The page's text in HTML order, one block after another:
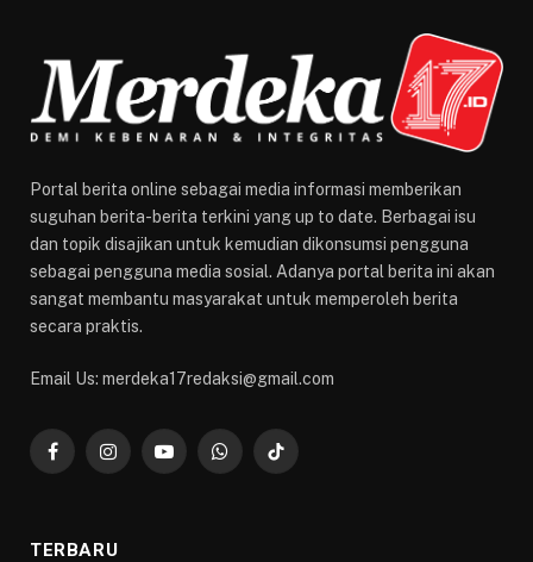
Portal berita online sebagai media informasi memberikan
suguhan berita-berita terkini yang up to date. Berbagai isu
dan topik disajikan untuk kemudian dikonsumsi pengguna
sebagai pengguna media sosial. Adanya portal berita ini akan
sangat membantu masyarakat untuk memperoleh berita
secara praktis.
Email Us: merdeka17redaksi@gmail.com
FacebookInstagramYouTubeWhatsAppTikTok
TERBARU